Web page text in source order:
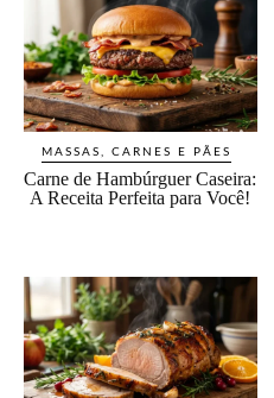
MASSAS, CARNES E PÃES
Carne de Hambúrguer Caseira:
A Receita Perfeita para Você!